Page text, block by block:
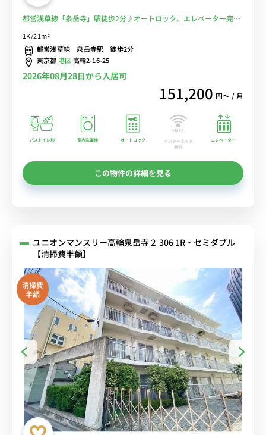
都営浅草線「泉岳寺」駅徒歩2分♪オートロック、エレベーター完
1K/21m²
都営浅草線 泉岳寺駅 徒歩2分
東京都港区高輪2-16-25
2026年08月28日から入居可
151,200 円〜 / 月
バストイレ別 室内洗濯機 オートロック
インターネット
無料
エレベーター
この物件の詳細を見る
ユニオンマンスリー高輪泉岳寺２ 306 1R・セミダブル
【清掃費半額】
清掃費
半額